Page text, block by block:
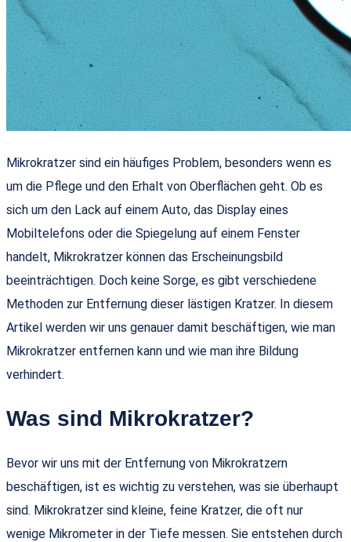
Mikrokratzer sind ein häufiges Problem, besonders wenn es
um die Pflege und den Erhalt von Oberflächen geht. Ob es
sich um den Lack auf einem Auto, das Display eines
Mobiltelefons oder die Spiegelung auf einem Fenster
handelt, Mikrokratzer können das Erscheinungsbild
beeinträchtigen. Doch keine Sorge, es gibt verschiedene
Methoden zur Entfernung dieser lästigen Kratzer. In diesem
Artikel werden wir uns genauer damit beschäftigen, wie man
Mikrokratzer entfernen kann und wie man ihre Bildung
verhindert.
Was sind Mikrokratzer?
Bevor wir uns mit der Entfernung von Mikrokratzern
beschäftigen, ist es wichtig zu verstehen, was sie überhaupt
sind. Mikrokratzer sind kleine, feine Kratzer, die oft nur
wenige Mikrometer in der Tiefe messen. Sie entstehen durch